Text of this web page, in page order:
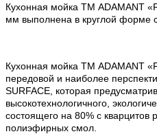
Кухонная мойка ТМ ADAMANT
мм выполнена в круглой форме
Кухонная мойка ТМ ADAMANT «
передовой и наиболее
SURFACE, которая
высокотехнологичного,
состоящего на 80% с
полиэфирных смол.